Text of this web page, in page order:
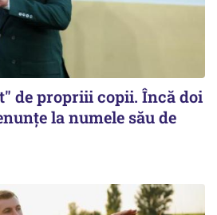
de propriii copii. Încă doi
la numele său de